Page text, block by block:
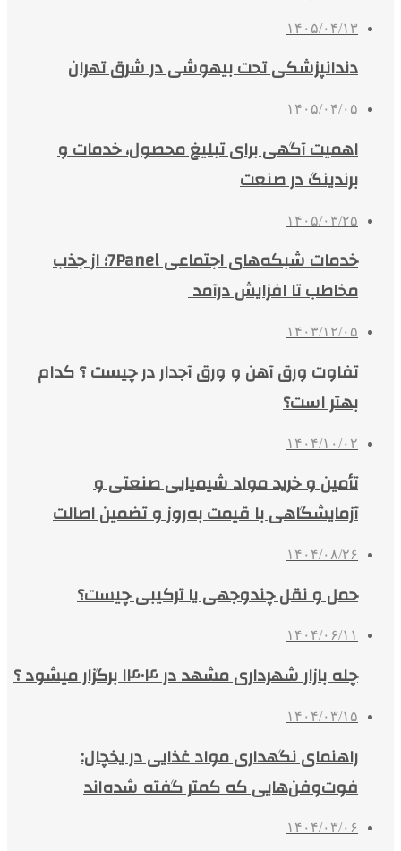
۱۴۰۵/۰۴/۱۳
دندانپزشکی تحت بیهوشی در شرق تهران
۱۴۰۵/۰۴/۰۵
اهمیت آگهی برای تبلیغ محصول، خدمات و
برندینگ در صنعت
۱۴۰۵/۰۳/۲۵
خدمات شبکه‌های اجتماعی 7Panel؛ از جذب
مخاطب تا افزایش درآمد
۱۴۰۳/۱۲/۰۵
تفاوت ورق آهن و ورق آجدار در چیست ؟ کدام
بهتر است؟
۱۴۰۴/۱۰/۰۲
تأمین و خرید مواد شیمیایی صنعتی و
آزمایشگاهی با قیمت به‌روز و تضمین اصالت
۱۴۰۴/۰۸/۲۶
حمل و نقل چندوجهی یا ترکیبی چیست؟
۱۴۰۴/۰۶/۱۱
چله بازار شهرداری مشهد در ۱۴۰۴ برگزار میشود ؟
۱۴۰۴/۰۳/۱۵
راهنمای نگهداری مواد غذایی در یخچال:
فوت‌وفن‌هایی که کمتر گفته شده‌اند
۱۴۰۴/۰۳/۰۶